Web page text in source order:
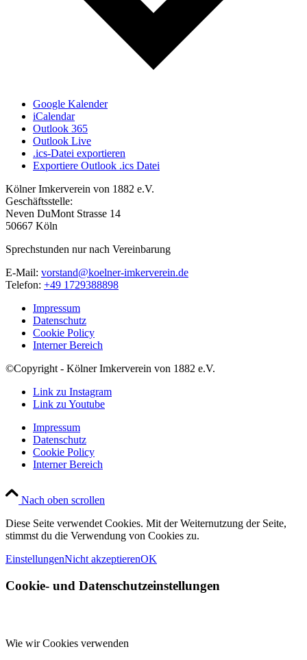
Google Kalender
iCalendar
Outlook 365
Outlook Live
.ics-Datei exportieren
Exportiere Outlook .ics Datei
Kölner Imkerverein von 1882 e.V.
Geschäftsstelle:
Neven DuMont Strasse 14
50667 Köln
Sprechstunden nur nach Vereinbarung
E-Mail: vorstand@koelner-imkerverein.de
Telefon: +49 1729388898
Impressum
Datenschutz
Cookie Policy
Interner Bereich
©Copyright - Kölner Imkerverein von 1882 e.V.
Link zu Instagram
Link zu Youtube
Impressum
Datenschutz
Cookie Policy
Interner Bereich
Nach oben scrollen
Diese Seite verwendet Cookies. Mit der Weiternutzung der Seite,
stimmst du die Verwendung von Cookies zu.
EinstellungenNicht akzeptierenOK
Cookie- und Datenschutzeinstellungen
Wie wir Cookies verwenden